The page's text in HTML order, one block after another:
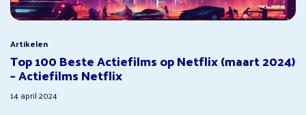
Artikelen
Top 100 Beste Actiefilms op Netflix (maart 2024)
– Actiefilms Netflix
14 april 2024